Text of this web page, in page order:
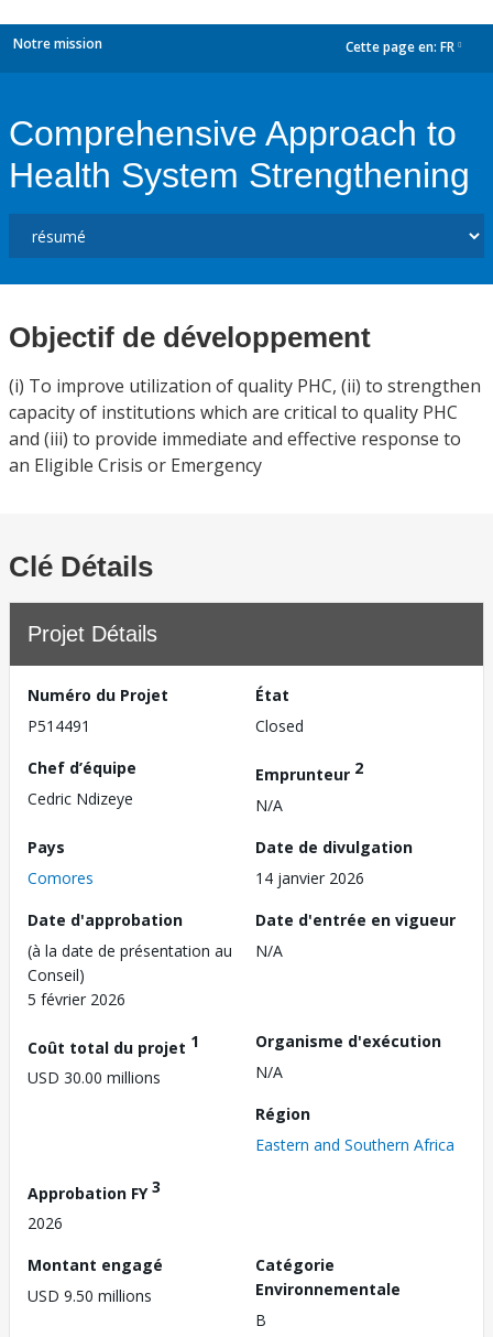
Notre mission Cette page en: FR
Comprehensive Approach to
Health System Strengthening
Objectif de développement
(i) To improve utilization of quality PHC, (ii) to strengthen
capacity of institutions which are critical to quality PHC
and (iii) to provide immediate and effective response to
an Eligible Crisis or Emergency
Clé Détails
Projet Détails
Numéro du Projet
P514491
État
Closed
Chef d’équipe
Cedric Ndizeye
Emprunteur 2
N/A
Pays
Comores
Date de divulgation
14 janvier 2026
Date d'approbation
(à la date de présentation au
Conseil)
5 février 2026
Date d'entrée en vigueur
N/A
Coût total du projet 1
USD 30.00 millions
Organisme d'exécution
N/A
Région
Eastern and Southern Africa
Approbation FY3
2026
Montant engagé
USD 9.50 millions
Catégorie
Environnementale
B